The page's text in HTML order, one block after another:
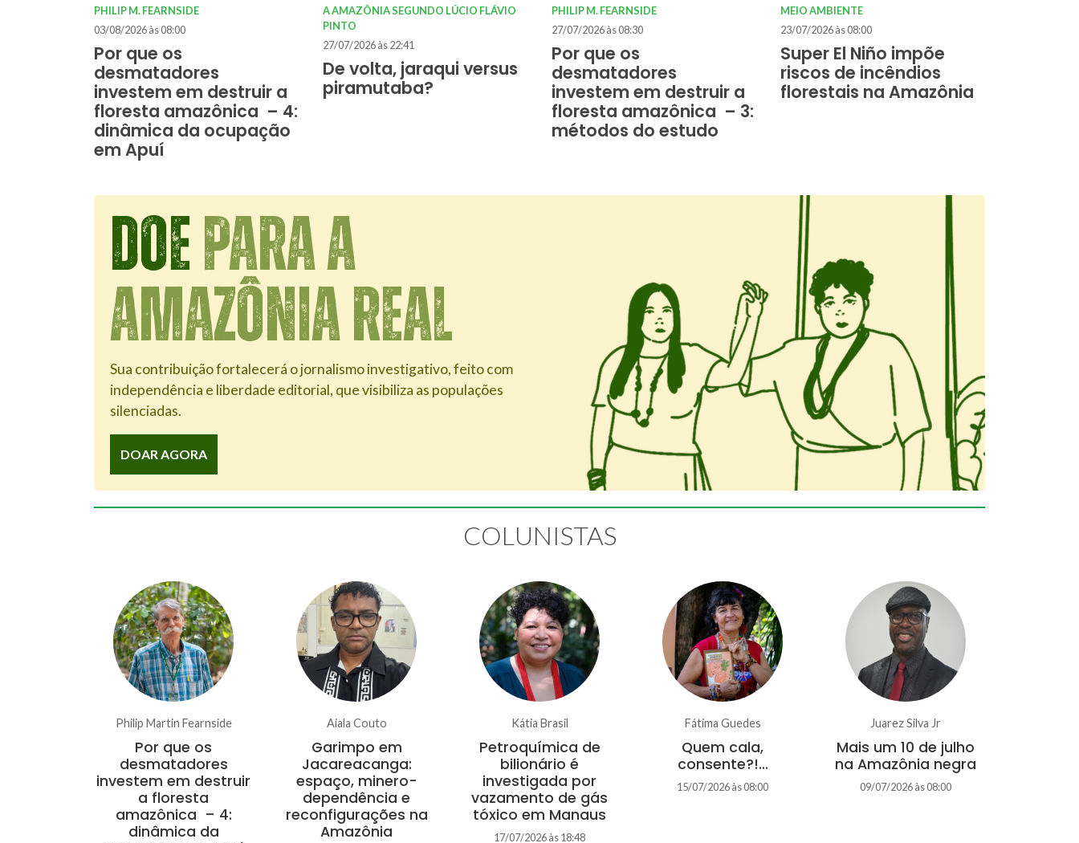
PHILIP M. FEARNSIDE
03/08/2026 às 08:00
Por que os
desmatadores
investem em destruir a
floresta amazônica – 4:
dinâmica da ocupação
em Apuí
A AMAZÔNIA SEGUNDO LÚCIO FLÁVIO
PINTO
27/07/2026 às 22:41
De volta, jaraqui versus
piramutaba?
PHILIP M. FEARNSIDE
27/07/2026 às 08:30
Por que os
desmatadores
investem em destruir a
floresta amazônica – 3:
métodos do estudo
MEIO AMBIENTE
23/07/2026 às 08:00
Super El Niño impõe
riscos de incêndios
florestais na Amazônia
DOE PARA A
AMAZÔNIA REAL
Sua contribuição fortalecerá o jornalismo investigativo, feito com
independência e liberdade editorial, que visibiliza as populações
silenciadas.
DOAR AGORA
COLUNISTAS
Philip Martin Fearnside
Por que os
desmatadores
investem em destruir
a floresta
amazônica – 4:
dinâmica da
Aiala Couto
Garimpo em
Jacareacanga:
espaço, minero-
dependência e
reconfigurações na
Amazônia
Kátia Brasil
Petroquímica de
bilionário é
investigada por
vazamento de gás
tóxico em Manaus
17/07/2026 às 18:48
Fátima Guedes
Quem cala,
consente?!…
15/07/2026 às 08:00
Juarez Silva Jr
Mais um 10 de julho
na Amazônia negra
09/07/2026 às 08:00